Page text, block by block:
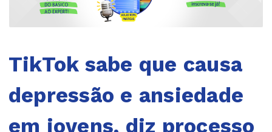
TikTok sabe que causa
depressão e ansiedade
em jovens, diz processo